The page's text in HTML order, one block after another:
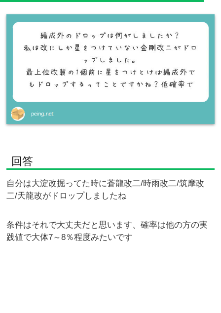
回答
自分は大淀改掘ってた時に蒼龍改二/時雨改二/筑摩改
二/天龍改がドロップしましたね
条件はそれで大丈夫だと思います、確率は他の方の実
践値で大体7～8％程度みたいです